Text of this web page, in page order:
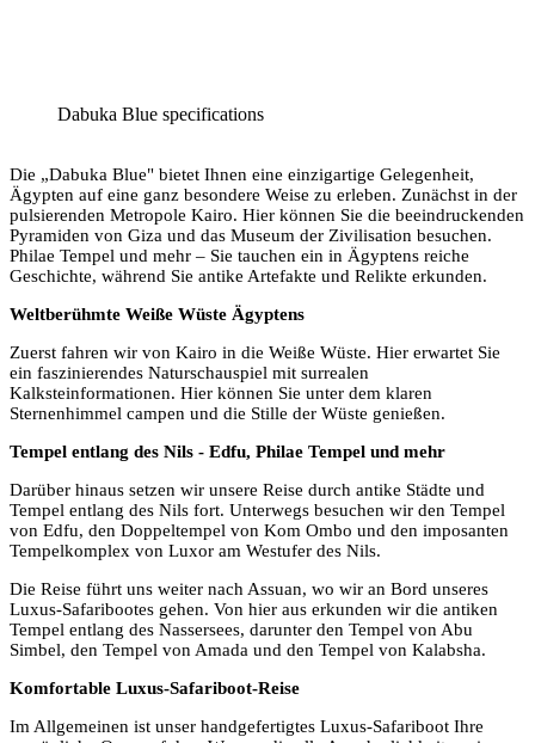
Dabuka Blue specifications
Die „Dabuka Blue" bietet Ihnen eine einzigartige Gelegenheit,
Ägypten auf eine ganz besondere Weise zu erleben. Zunächst in der
pulsierenden Metropole Kairo. Hier können Sie die beeindruckenden
Pyramiden von Giza und das Museum der Zivilisation besuchen.
Philae Tempel und mehr – Sie tauchen ein in Ägyptens reiche
Geschichte, während Sie antike Artefakte und Relikte erkunden.
Weltberühmte Weiße Wüste Ägyptens
Zuerst fahren wir von Kairo in die Weiße Wüste. Hier erwartet Sie
ein faszinierendes Naturschauspiel mit surrealen
Kalksteinformationen. Hier können Sie unter dem klaren
Sternenhimmel campen und die Stille der Wüste genießen.
Tempel entlang des Nils - Edfu, Philae Tempel und mehr
Darüber hinaus setzen wir unsere Reise durch antike Städte und
Tempel entlang des Nils fort. Unterwegs besuchen wir den Tempel
von Edfu, den Doppeltempel von Kom Ombo und den imposanten
Tempelkomplex von Luxor am Westufer des Nils.
Die Reise führt uns weiter nach Assuan, wo wir an Bord unseres
Luxus-Safaribootes gehen. Von hier aus erkunden wir die antiken
Tempel entlang des Nassersees, darunter den Tempel von Abu
Simbel, den Tempel von Amada und den Tempel von Kalabsha.
Komfortable Luxus-Safariboot-Reise
Im Allgemeinen ist unser handgefertigtes Luxus-Safariboot Ihre